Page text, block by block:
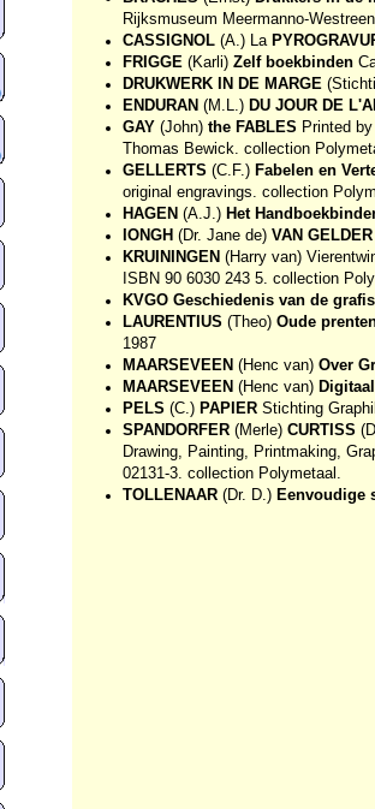
Rijksmuseum Meermanno-
CASSIGNOL (A.) La
FRIGGE (Karli) Zelf boekbinden
DRUKWERK IN DE MARGE
ENDURAN (M.L.) DU JOUR DE
GAY (John) the FABLES Printed
Thomas Bewick. collection
GELLERTS (C.F.) Fabelen en
original engravings. collection
HAGEN (A.J.) Het
IONGH (Dr. Jane de) VAN
KRUININGEN (Harry van)
ISBN 90 6030 243 5. collection
KVGO Geschiedenis van de
LAURENTIUS (Theo) Oude
1987
MAARSEVEEN (Henc van) Over
MAARSEVEEN (Henc van)
PELS (C.) PAPIER Stichting
SPANDORFER (Merle) CURTISS
Drawing, Painting, Printmaking,
02131-3. collection Polymetaal.
TOLLENAAR (Dr. D.) Eenvoudige